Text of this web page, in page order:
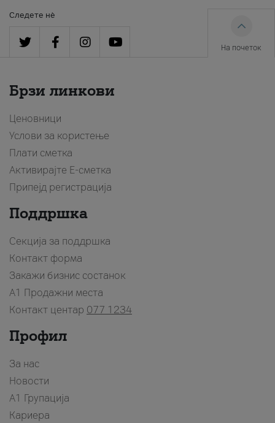
Следете нè
На почеток
Брзи линкови
Ценовници
Услови за користење
Плати сметка
Активирајте Е-сметка
Припејд регистрација
Поддршка
Секција за поддршка
Контакт форма
Закажи бизнис состанок
A1 Продажни места
Контакт центар 077 1234
Профил
За нас
Новости
А1 Групација
Кариера